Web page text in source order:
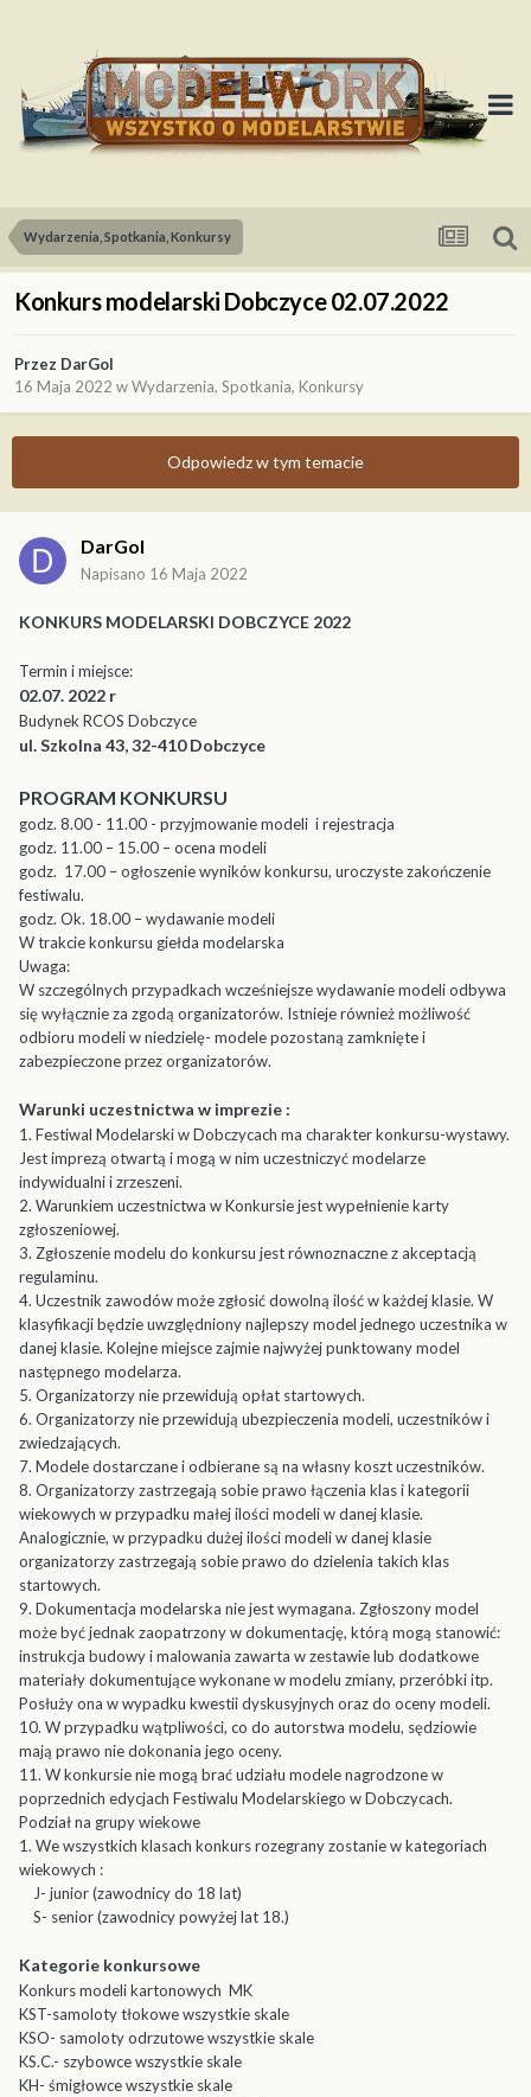
Wydarzenia, Spotkania, Konkursy
Konkurs modelarski Dobczyce 02.07.2022
Przez DarGol
16 Maja 2022 wWydarzenia, Spotkania, Konkursy
Odpowiedz w tym temacie
DarGol
Napisano 16 Maja 2022
KONKURS MODELARSKI DOBCZYCE 2022
Termin i miejsce:
02.07. 2022 r
Budynek RCOS Dobczyce
ul. Szkolna 43, 32-410 Dobczyce
PROGRAM KONKURSU
godz. 8.00 - 11.00 - przyjmowanie modeli i rejestracja
godz. 11.00 – 15.00 – ocena modeli
godz. 17.00 – ogłoszenie wyników konkursu, uroczyste zakończenie
festiwalu.
godz. Ok. 18.00 – wydawanie modeli
W trakcie konkursu giełda modelarska
Uwaga:
W szczególnych przypadkach wcześniejsze wydawanie modeli odbywa
się wyłącznie za zgodą organizatorów. Istnieje również możliwość
odbioru modeli w niedzielę- modele pozostaną zamknięte i
zabezpieczone przez organizatorów.
Warunki uczestnictwa w imprezie :
1. Festiwal Modelarski w Dobczycach ma charakter konkursu-wystawy.
Jest imprezą otwartą i mogą w nim uczestniczyć modelarze
indywidualni i zrzeszeni.
2. Warunkiem uczestnictwa w Konkursie jest wypełnienie karty
zgłoszeniowej.
3. Zgłoszenie modelu do konkursu jest równoznaczne z akceptacją
regulaminu.
4. Uczestnik zawodów może zgłosić dowolną ilość w każdej klasie. W
klasyfikacji będzie uwzględniony najlepszy model jednego uczestnika w
danej klasie. Kolejne miejsce zajmie najwyżej punktowany model
następnego modelarza.
5. Organizatorzy nie przewidują opłat startowych.
6. Organizatorzy nie przewidują ubezpieczenia modeli, uczestników i
zwiedzających.
7. Modele dostarczane i odbierane są na własny koszt uczestników.
8. Organizatorzy zastrzegają sobie prawo łączenia klas i kategorii
wiekowych w przypadku małej ilości modeli w danej klasie.
Analogicznie, w przypadku dużej ilości modeli w danej klasie
organizatorzy zastrzegają sobie prawo do dzielenia takich klas
startowych.
9. Dokumentacja modelarska nie jest wymagana. Zgłoszony model
może być jednak zaopatrzony w dokumentację, którą mogą stanowić:
instrukcja budowy i malowania zawarta w zestawie lub dodatkowe
materiały dokumentujące wykonane w modelu zmiany, przeróbki itp.
Posłuży ona w wypadku kwestii dyskusyjnych oraz do oceny modeli.
10. W przypadku wątpliwości, co do autorstwa modelu, sędziowie
mają prawo nie dokonania jego oceny.
11. W konkursie nie mogą brać udziału modele nagrodzone w
poprzednich edycjach Festiwalu Modelarskiego w Dobczycach.
Podział na grupy wiekowe
1. We wszystkich klasach konkurs rozegrany zostanie w kategoriach
wiekowych :
J- junior (zawodnicy do 18 lat)
S- senior (zawodnicy powyżej lat 18.)
Kategorie konkursowe
Konkurs modeli kartonowych MK
KST-samoloty tłokowe wszystkie skale
KSO- samoloty odrzutowe wszystkie skale
KS.C.- szybowce wszystkie skale
KH- śmigłowce wszystkie skale